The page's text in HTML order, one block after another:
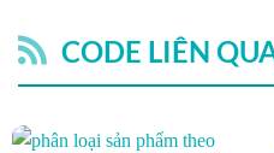
CODE LIÊN